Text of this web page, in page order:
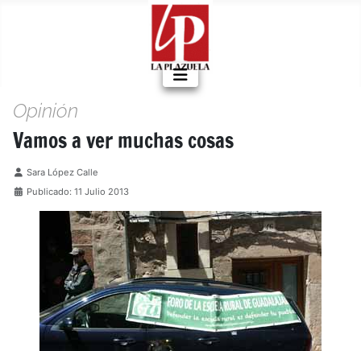
Opinión
Vamos a ver muchas cosas
Detalles
Sara López Calle
Publicado: 11 Julio 2013